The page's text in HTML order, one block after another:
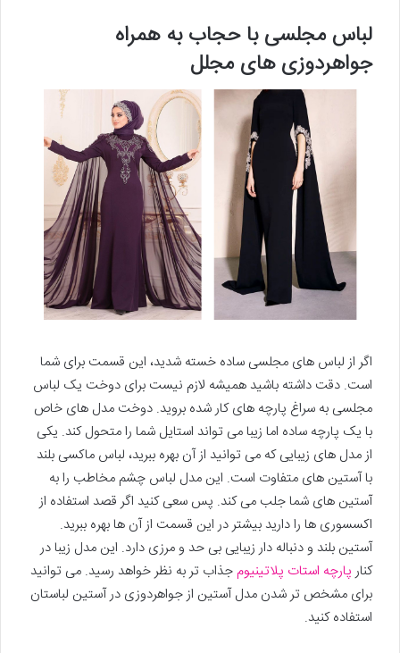
لباس مجلسی با حجاب به همراه
جواهردوزی های مجلل
اگر از لباس های مجلسی ساده خسته شدید، این قسمت برای شما
است. دقت داشته باشید همیشه لازم نیست برای دوخت یک لباس
مجلسی به سراغ پارچه های کار شده بروید. دوخت مدل های خاص
با یک پارچه ساده اما زیبا می تواند استایل شما را متحول کند. یکی
از مدل های زیبایی که می توانید از آن بهره ببرید، لباس ماکسی بلند
با آستین های متفاوت است. این مدل لباس چشم مخاطب را به
آستین های شما جلب می کند. پس سعی کنید اگر قصد استفاده از
اکسسوری ها را دارید بیشتر در این قسمت از آن ها بهره ببرید.
آستین بلند و دنباله دار زیبایی بی حد و مرزی دارد. این مدل زیبا در
کنار پارچه استات پلاتینیومجذاب تر به نظر خواهد رسید. می توانید
برای مشخص تر شدن مدل آستین از جواهردوزی در آستین لباستان
استفاده کنید.